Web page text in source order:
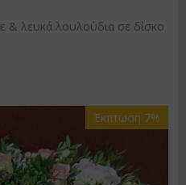
& λευκά λουλούδια σε δίσκο
Έκπτωση 7%